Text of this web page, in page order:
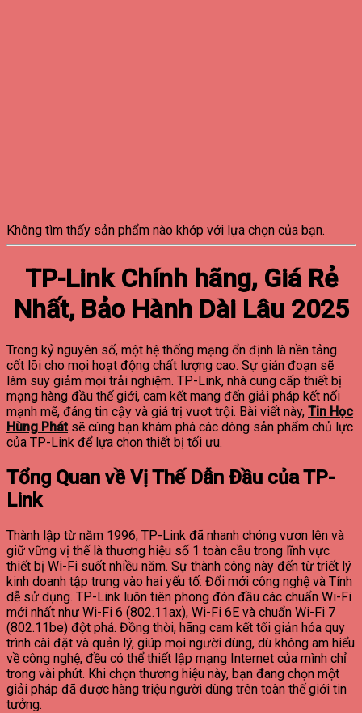
Không tìm thấy sản phẩm nào khớp với lựa chọn của bạn.
TP-Link Chính hãng, Giá Rẻ
Nhất, Bảo Hành Dài Lâu 2025
Trong kỷ nguyên số, một hệ thống mạng ổn định là nền tảng
cốt lõi cho mọi hoạt động chất lượng cao. Sự gián đoạn sẽ
làm suy giảm mọi trải nghiệm. TP-Link, nhà cung cấp thiết bị
mạng hàng đầu thế giới, cam kết mang đến giải pháp kết nối
mạnh mẽ, đáng tin cậy và giá trị vượt trội. Bài viết này, Tin Học
Hùng Phátsẽ cùng bạn khám phá các dòng sản phẩm chủ lực
của TP-Link để lựa chọn thiết bị tối ưu.
Tổng Quan về Vị Thế Dẫn Đầu của TP-
Link
Thành lập từ năm 1996, TP-Link đã nhanh chóng vươn lên và
giữ vững vị thế là thương hiệu số 1 toàn cầu trong lĩnh vực
thiết bị Wi-Fi suốt nhiều năm. Sự thành công này đến từ triết lý
kinh doanh tập trung vào hai yếu tố: Đổi mới công nghệ và Tính
dễ sử dụng. TP-Link luôn tiên phong đón đầu các chuẩn Wi-Fi
mới nhất như Wi-Fi 6 (802.11ax), Wi-Fi 6E và chuẩn Wi-Fi 7
(802.11be) đột phá. Đồng thời, hãng cam kết tối giản hóa quy
trình cài đặt và quản lý, giúp mọi người dùng, dù không am hiểu
về công nghệ, đều có thể thiết lập mạng Internet của mình chỉ
trong vài phút. Khi chọn thương hiệu này, bạn đang chọn một
giải pháp đã được hàng triệu người dùng trên toàn thế giới tin
tưởng.